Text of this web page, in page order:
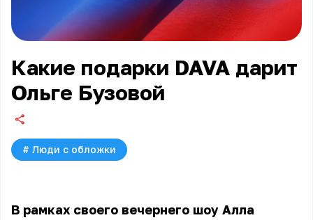
Какие подарки DAVA дарит
Ольге Бузовой
# Люди с обложки
В рамках своего вечернего шоу Алла